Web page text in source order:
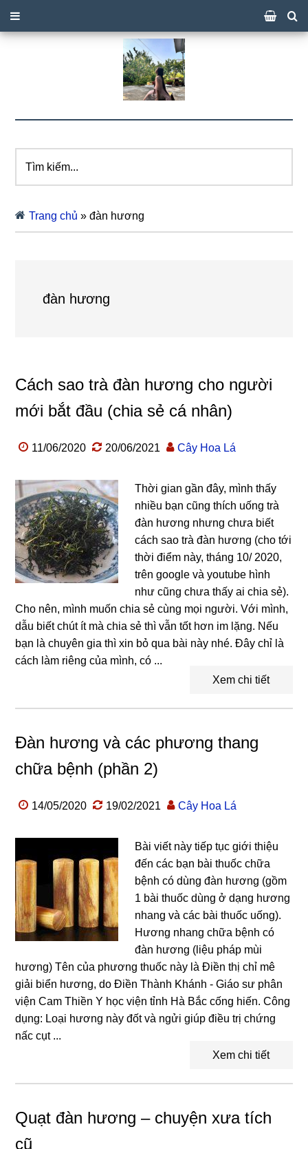
kiếm...
Trang chủ »đàn hương
đàn hương
Cách sao trà đàn hương cho người
mới bắt đầu (chia sẻ cá nhân)
11/06/2020 20/06/2021 Cây Hoa Lá
Thời gian gần đây, mình thấy
nhiều bạn cũng thích uống trà
đàn hương nhưng chưa biết
cách sao trà đàn hương (cho tới
thời điểm này, tháng 10/ 2020,
trên google và youtube hình
như cũng chưa thấy ai chia sẻ).
Cho nên, mình muốn chia sẻ cùng mọi người. Với mình,
dẫu biết chút ít mà chia sẻ thì vẫn tốt hơn im lặng. Nếu
bạn là chuyên gia thì xin bỏ qua bài này nhé. Đây chỉ là
cách làm riêng của mình, có ...
Xem chi tiết
Đàn hương và các phương thang
chữa bệnh (phần 2)
14/05/2020 19/02/2021 Cây Hoa Lá
Bài viết này tiếp tục giới thiệu
đến các bạn bài thuốc chữa
bệnh có dùng đàn hương (gồm
1 bài thuốc dùng ở dạng hương
nhang và các bài thuốc uống).
Hương nhang chữa bệnh có
đàn hương (liệu pháp mùi
hương) Tên của phương thuốc này là Điền thị chỉ mê
giải biển hương, do Điền Thành Khánh - Giáo sư phân
viện Cam Thiền Y học viện tỉnh Hà Bắc cống hiến. Công
dụng: Loại hương này đốt và ngửi giúp điều trị chứng
nấc cụt ...
Xem chi tiết
Quạt đàn hương – chuyện xưa tích
cũ